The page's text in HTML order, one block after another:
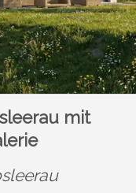
mit